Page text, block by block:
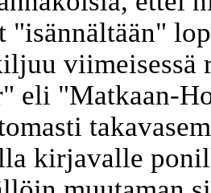
"isännältään"
viimeisessä
eli "Matkaan-
kirjavalle